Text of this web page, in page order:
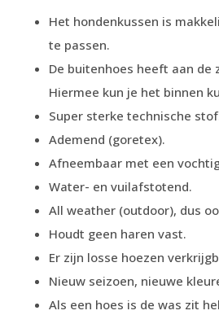
Het hondenkussen is
te passen.
De buitenhoes heeft aan de
Hiermee kun je het binnen
Super sterke technische
Ademend (goretex).
Afneembaar met een
Water- en vuilafstotend.
All weather (outdoor), dus
Houdt geen haren vast.
Er zijn losse hoezen
Nieuw seizoen, nieuwe
Als een hoes is de was zit